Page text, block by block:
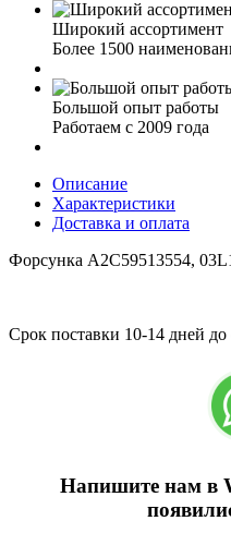
Широкий ассортимент
Более 1500
Большой опыт работы
Работаем с 2009 года
Описание
Характеристики
Доставка и оплата
Форсунка A2C59513554,
Срок поставки 10-14 дней до
Напишите нам в